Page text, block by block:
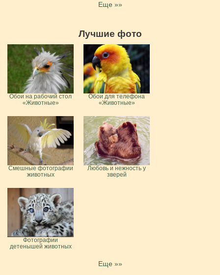
Еще »»
Лучшие фото
Обои на рабочий стол
«Животные»
Обои для телефона
«Животные»
Смешные фотографии
животных
Любовь и нежность у
зверей
Фотографии
детенышей животных
Еще »»